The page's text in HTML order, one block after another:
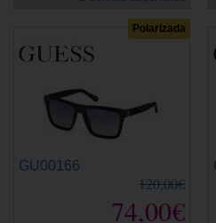
Polarizada
GU00166
120,00€
74,00€